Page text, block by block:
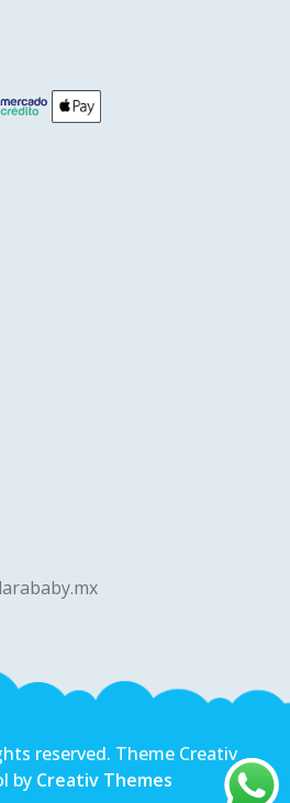
reserved. Theme Creativ
by Creativ Themes